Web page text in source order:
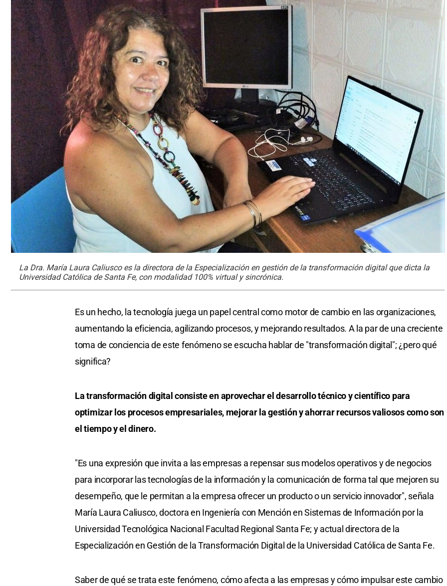
La Dra. María Laura Caliusco es la directora de la Especialización en gestión de la transformación digital que dicta la
Universidad Católica de Santa Fe, con modalidad 100% virtual y sincrónica.
Es un hecho, la tecnología juega un papel central como motor de cambio en las organizaciones,
aumentando la eficiencia, agilizando procesos, y mejorando resultados. A la par de una creciente
toma de conciencia de este fenómeno se escucha hablar de "transformación digital"; ¿pero qué
significa?
La transformación digital consiste en aprovechar el desarrollo técnico y científico para
optimizar los procesos empresariales, mejorar la gestión y ahorrar recursos valiosos como son
el tiempo y el dinero.
"Es una expresión que invita a las empresas a repensar sus modelos operativos y de negocios
para incorporar las tecnologías de la información y la comunicación de forma tal que mejoren su
desempeño, que le permitan a la empresa ofrecer un producto o un servicio innovador", señala
María Laura Caliusco, doctora en Ingeniería con Mención en Sistemas de Información por la
Universidad Tecnológica Nacional Facultad Regional Santa Fe; y actual directora de la
Especialización en Gestión de la Transformación Digital de la Universidad Católica de Santa Fe.
Saber de qué se trata este fenómeno, cómo afecta a las empresas y cómo impulsar este cambio